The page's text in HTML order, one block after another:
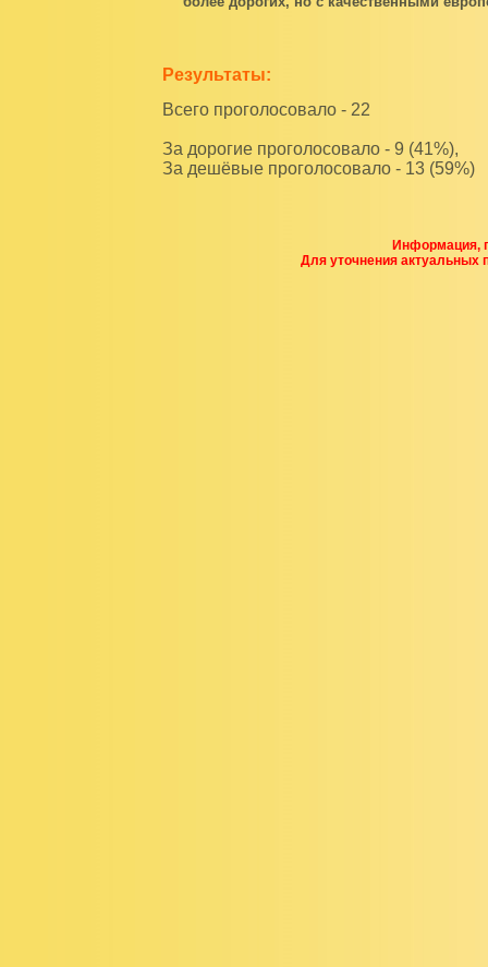
Результаты:
Всего проголосовало - 22
За дорогие проголосовало - 9 (41%),
За дешёвые проголосовало - 13 (59%)
Информация,
Для уточнения актуальных